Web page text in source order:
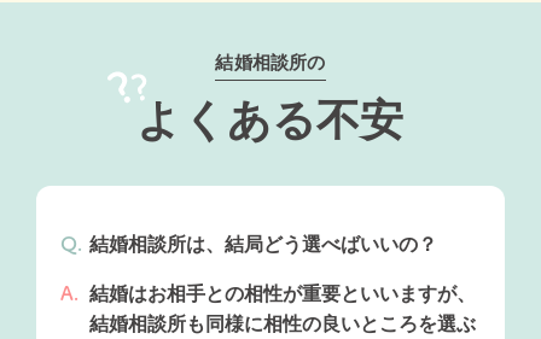
結婚相談所の
よくある不安
結婚相談所は、結局どう選べばいいの？
結婚はお相手との相性が重要といいますが、
結婚相談所も同様に相性の良いところを選ぶ